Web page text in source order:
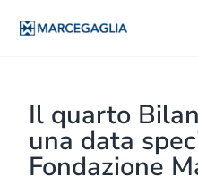
Il quarto
una data
Fondazione